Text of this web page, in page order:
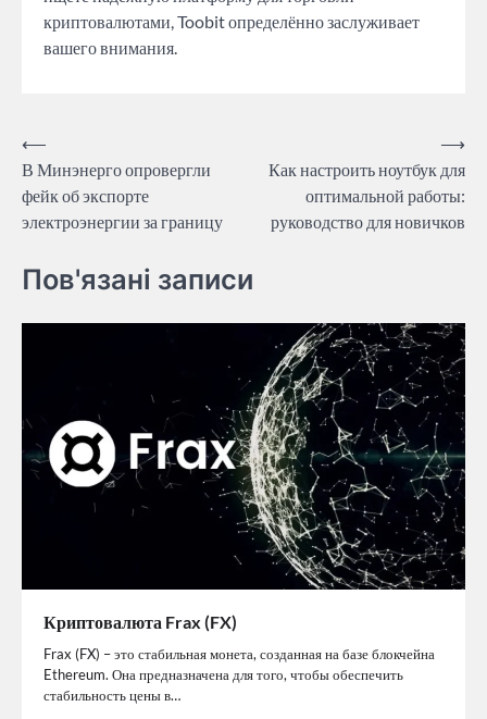
криптовалютами, Toobit определённо заслуживает
вашего внимания.
Post
navigation
⟵
В Минэнерго опровергли
фейк об экспорте
электроэнергии за границу
Как настроить ноутбук для
оптимальной работы:
руководство для новичков
⟶
Пов'язані записи
Криптовалюта Frax (FX)
Frax (FX) – это стабильная монета, созданная на базе блокчейна
Ethereum. Она предназначена для того, чтобы обеспечить
стабильность цены в…